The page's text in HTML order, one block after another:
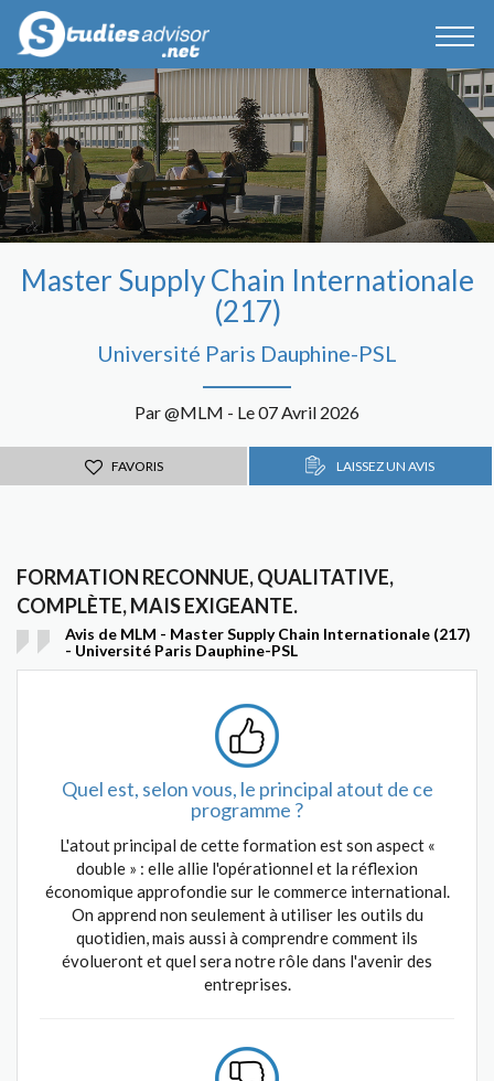
Master Supply Chain Internationale
(217)
Université Paris Dauphine-PSL
Par @MLM - Le 07 Avril 2026
FAVORIS LAISSEZ UN AVIS
FORMATION RECONNUE, QUALITATIVE,
COMPLÈTE, MAIS EXIGEANTE.
Avis de MLM - Master Supply Chain Internationale (217)
- Université Paris Dauphine-PSL
Quel est, selon vous, le principal atout de ce
programme ?
L'atout principal de cette formation est son aspect «
double » : elle allie l'opérationnel et la réflexion
économique approfondie sur le commerce international.
On apprend non seulement à utiliser les outils du
quotidien, mais aussi à comprendre comment ils
évolueront et quel sera notre rôle dans l'avenir des
entreprises.